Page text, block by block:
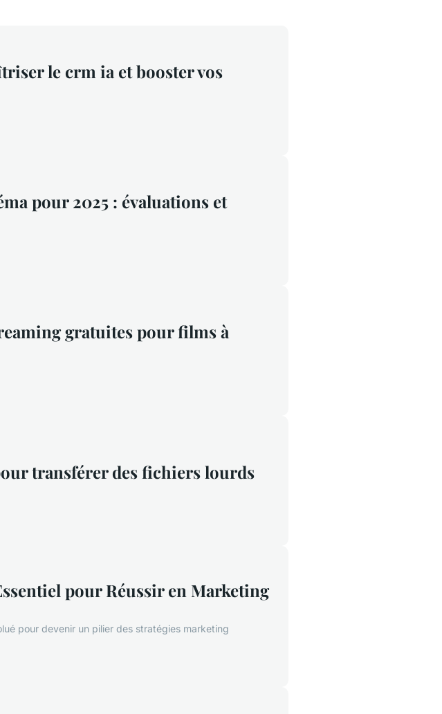
le crm ia et booster vos
pour 2025 : évaluations et
gratuites pour films à
transférer des fichiers lourds
pour Réussir en Marketing
pour devenir un pilier des stratégies marketing